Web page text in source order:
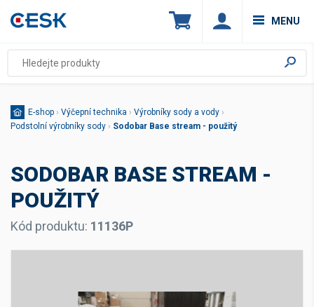
MENU
E-shop › Výčepní technika › Výrobníky sody a vody ›
Podstolní výrobníky sody › Sodobar Base stream - použitý
SODOBAR BASE STREAM -
POUŽITÝ
Kód produktu: 11136P